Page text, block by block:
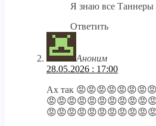
Я знаю все Таннеры
Ответить
Аноним
28.05.2026 : 17:00
Ах так